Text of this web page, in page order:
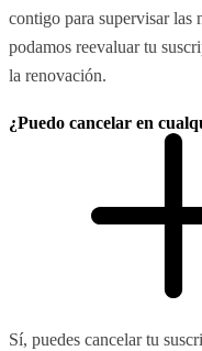
contigo para supervisar las
podamos reevaluar tu
la renovación.
¿Puedo cancelar en
Sí, puedes cancelar tu